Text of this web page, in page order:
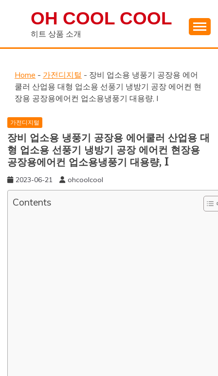
OH COOL COOL
히트 상품 소개
Home - 가전디지털 - 장비 업소용 냉풍기 공장용 에어
쿨러 산업용 대형 업소용 선풍기 냉방기 공장 에어컨 현
장용 공장용에어컨 업소용냉풍기 대용량, I
가전디지털
장비 업소용 냉풍기 공장용 에어쿨러 산업용 대
형 업소용 선풍기 냉방기 공장 에어컨 현장용
공장용에어컨 업소용냉풍기 대용량, I
2023-06-21 ohcoolcool
Contents